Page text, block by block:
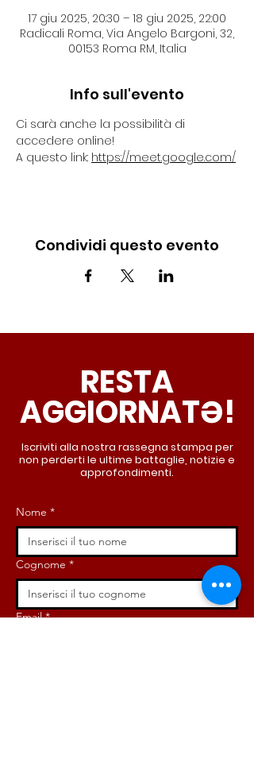
17 giu 2025, 20:30 – 18 giu 2025, 22:00
Radicali Roma, Via Angelo Bargoni, 32,
00153 Roma RM, Italia
Info sull'evento
Ci sarà anche la possibilità di
accedere online!
A questo link: https://meet.google.com/
Condividi questo evento
RESTA
AGGIORNATƏ!
Iscriviti alla nostra rassegna stampa per
non perderti le ultime battaglie, notizie e
approfondimenti.
Nome *
Cognome *
Email *